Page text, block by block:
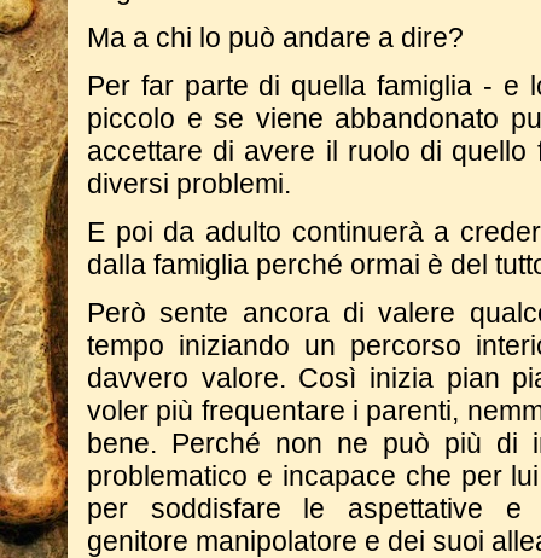
Ma a chi lo può andare a dire?
Per far parte di quella famiglia - e
piccolo e se viene abbandonato
accettare di avere il ruolo di quello
diversi problemi.
E poi da adulto continuerà a
dalla famiglia perché ormai è del
Però sente ancora di valere
tempo iniziando un percorso
davvero valore. Così inizia pian
voler più frequentare i parenti,
bene. Perché non ne può più di
problematico e incapace che per
per soddisfare le aspettative e
genitore manipolatore e dei suoi